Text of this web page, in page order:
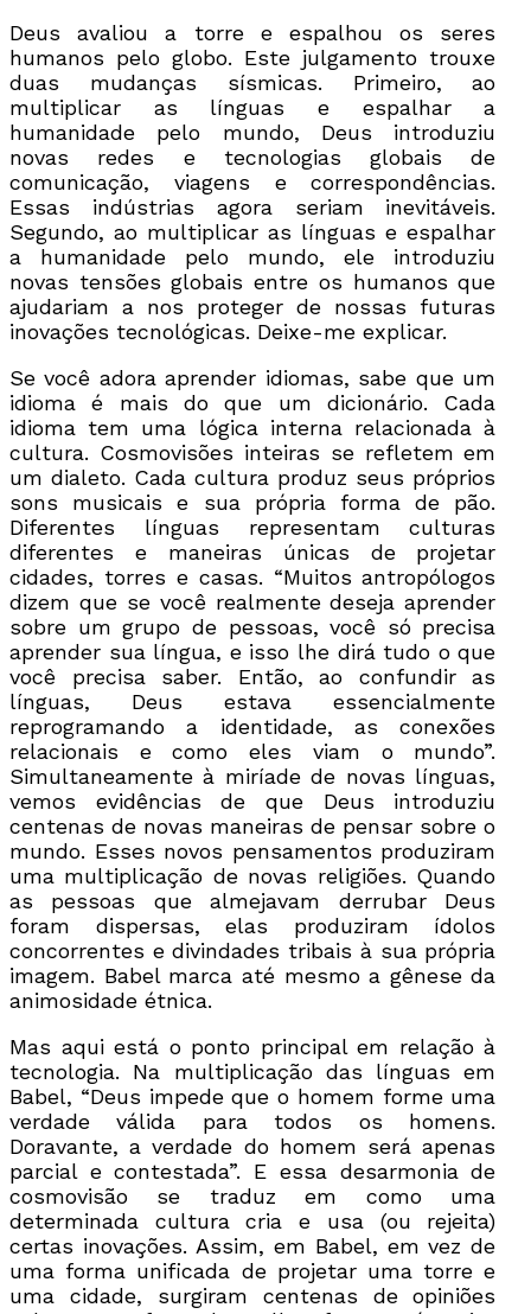
Deus avaliou a torre e espalhou os seres
humanos pelo globo. Este julgamento trouxe
duas mudanças sísmicas. Primeiro, ao
multiplicar as línguas e espalhar a
humanidade pelo mundo, Deus introduziu
novas redes e tecnologias globais de
comunicação, viagens e correspondências.
Essas indústrias agora seriam inevitáveis.
Segundo, ao multiplicar as línguas e espalhar
a humanidade pelo mundo, ele introduziu
novas tensões globais entre os humanos que
ajudariam a nos proteger de nossas futuras
inovações tecnológicas. Deixe-me explicar.
Se você adora aprender idiomas, sabe que um
idioma é mais do que um dicionário. Cada
idioma tem uma lógica interna relacionada à
cultura. Cosmovisões inteiras se refletem em
um dialeto. Cada cultura produz seus próprios
sons musicais e sua própria forma de pão.
Diferentes línguas representam culturas
diferentes e maneiras únicas de projetar
cidades, torres e casas. “Muitos antropólogos
dizem que se você realmente deseja aprender
sobre um grupo de pessoas, você só precisa
aprender sua língua, e isso lhe dirá tudo o que
você precisa saber. Então, ao confundir as
línguas, Deus estava essencialmente
reprogramando a identidade, as conexões
relacionais e como eles viam o mundo”.
Simultaneamente à miríade de novas línguas,
vemos evidências de que Deus introduziu
centenas de novas maneiras de pensar sobre o
mundo. Esses novos pensamentos produziram
uma multiplicação de novas religiões. Quando
as pessoas que almejavam derrubar Deus
foram dispersas, elas produziram ídolos
concorrentes e divindades tribais à sua própria
imagem. Babel marca até mesmo a gênese da
animosidade étnica.
Mas aqui está o ponto principal em relação à
tecnologia. Na multiplicação das línguas em
Babel, “Deus impede que o homem forme uma
verdade válida para todos os homens.
Doravante, a verdade do homem será apenas
parcial e contestada”. E essa desarmonia de
cosmovisão se traduz em como uma
determinada cultura cria e usa (ou rejeita)
certas inovações. Assim, em Babel, em vez de
uma forma unificada de projetar uma torre e
uma cidade, surgiram centenas de opiniões